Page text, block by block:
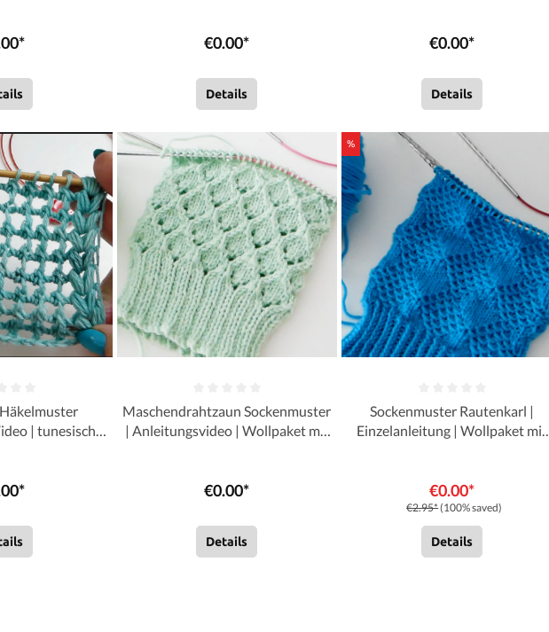
Rasch
€0.00*
Details
€0.00*
Details
| tunesisch
Maschendrahtzaun Sockenmuster
| Anleitungsvideo | Wollpaket mit
€0.00*
Details
%
Sockenmuster Rautenkarl |
Einzelanleitung | Wollpaket mit
€0.00*
€2.95*(100% saved)
Details